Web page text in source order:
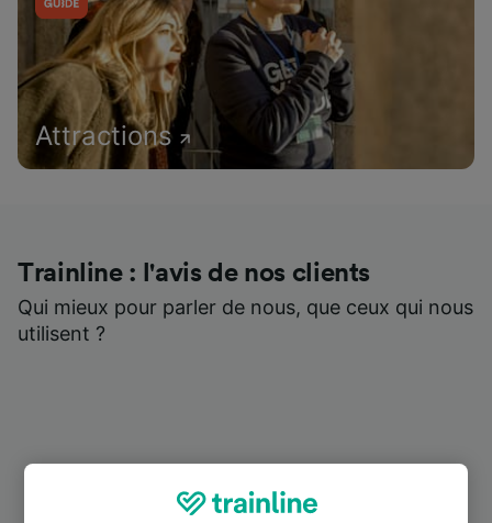
Attractions
Trainline : l'avis de nos clients
Qui mieux pour parler de nous, que ceux qui nous
utilisent ?